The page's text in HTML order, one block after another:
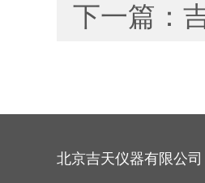
下一篇：
北京吉天仪器有限公司